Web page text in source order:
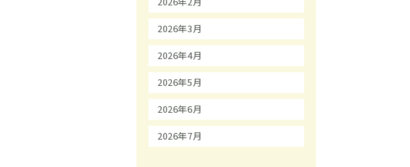
2026年3月
2026年4月
2026年5月
2026年6月
2026年7月